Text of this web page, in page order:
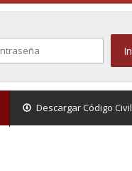
Descargar Código Civil